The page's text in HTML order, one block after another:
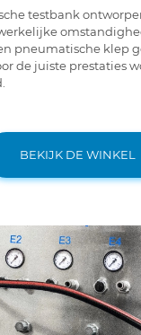
testbank
pneumatische klep
de juiste prestaties
BEKIJK DE WINKEL